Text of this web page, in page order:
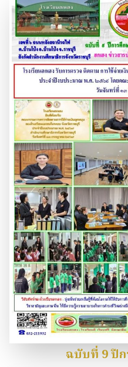
ฉบับที่ 9 ปีก